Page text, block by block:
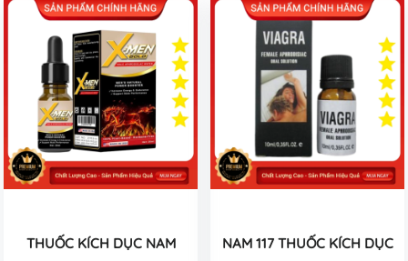
THUỐC KÍCH DỤC NAM NAM 117 THUỐC KÍCH DỤC